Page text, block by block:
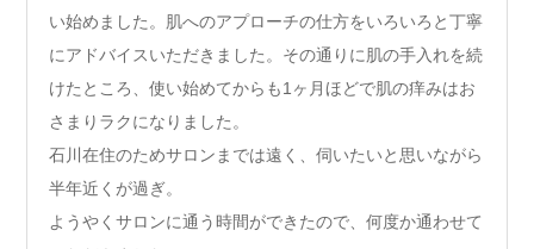
い始めました。肌へのアプローチの仕方をいろいろと丁寧
にアドバイスいただきました。その通りに肌の手入れを続
けたところ、使い始めてからも1ヶ月ほどで肌の痒みはお
さまりラクになりました。
石川在住のためサロンまでは遠く、伺いたいと思いながら
半年近くが過ぎ。
ようやくサロンに通う時間ができたので、何度か通わせて